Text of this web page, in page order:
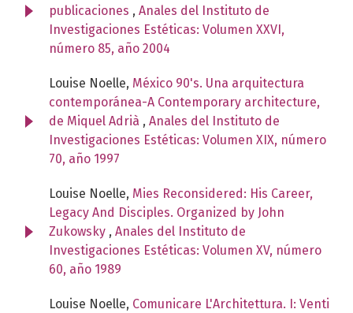
publicaciones , Anales del Instituto de
Investigaciones Estéticas: Volumen XXVI,
número 85, año 2004
Louise Noelle, México 90's. Una arquitectura
contemporánea-A Contemporary architecture,
de Miquel Adrià , Anales del Instituto de
Investigaciones Estéticas: Volumen XIX, número
70, año 1997
Louise Noelle, Mies Reconsidered: His Career,
Legacy And Disciples. Organized by John
Zukowsky , Anales del Instituto de
Investigaciones Estéticas: Volumen XV, número
60, año 1989
Louise Noelle, Comunicare L'Architettura. I: Venti